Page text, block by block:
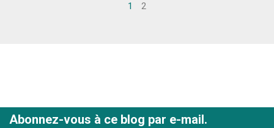
1 2
Abonnez-vous à ce blog par e-mail.